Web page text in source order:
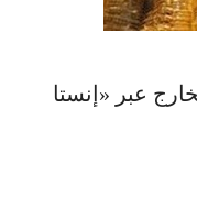
من الخارج عبر «إنستا